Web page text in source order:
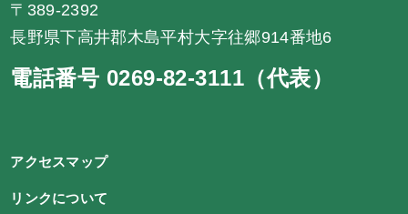
〒389-2392
長野県下高井郡木島平村大字往郷914番地6
電話番号 0269-82-3111（代表）
アクセスマップ
リンクについて